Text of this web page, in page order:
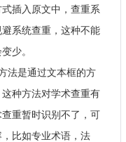
插入原文中，查重系
系统查重，这种不能
少。
法是通过文本框的方
种方法对学术查重有
重暂时识别不了，可
比如专业术语，法